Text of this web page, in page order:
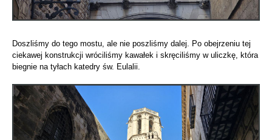
Doszliśmy do tego mostu, ale nie poszliśmy dalej. Po obejrzeniu tej
ciekawej konstrukcji wróciliśmy kawałek i skręciliśmy w uliczkę, która
biegnie na tyłach katedry św. Eulalii.